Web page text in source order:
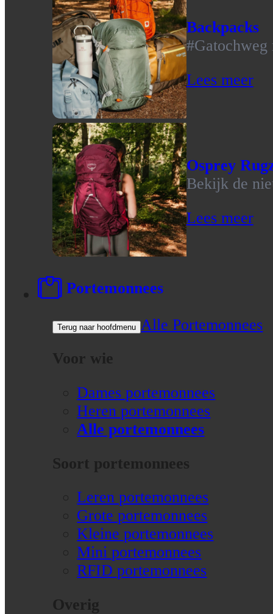
Backpacks
#Gatochweg
Lees meer
Osprey
Bekijk de
Lees meer
Portemonnees
Terug naar hoofdmenu Alle Portemonnees
Voor wie
Dames portemonnees
Heren portemonnees
Alle portemonnees
Soort portemonnees
Leren portemonnees
Grote portemonnees
Kleine portemonnees
Mini portemonnees
RFID portemonnees
Overig